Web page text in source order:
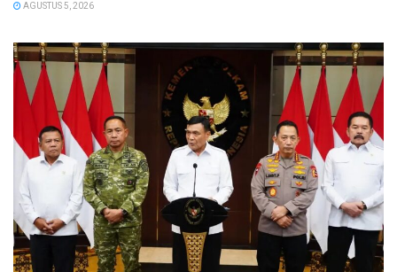
AGUSTUS 5, 2026